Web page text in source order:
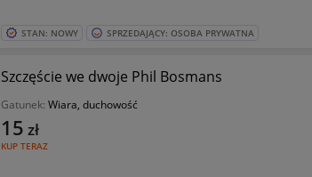
STAN: NOWY SPRZEDAJĄCY: OSOBA PRYWATNA
Szczęście we dwoje Phil Bosmans
Gatunek: Wiara, duchowość
KUP TERAZ
15 zł